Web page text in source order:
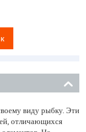
виду рыбку. Эти
отличающихся